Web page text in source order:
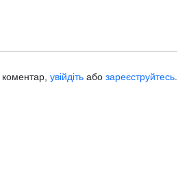
увійдіть або зареєструйтесь